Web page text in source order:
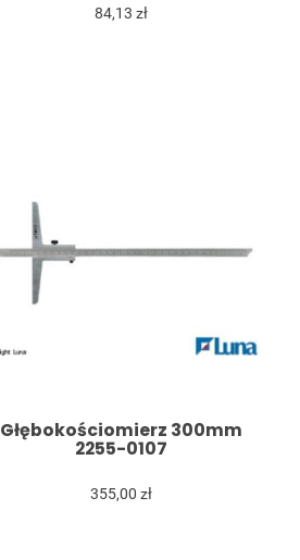
84,13 zł
Głębokościomierz 300mm
2255-0107
355,00 zł